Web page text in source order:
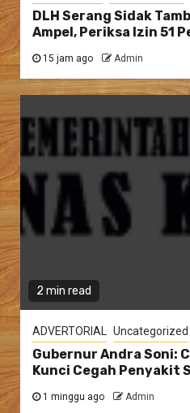
DLH Serang Sidak
Ampel, Periksa Izin 51
15 jam ago Admin
2 min read
ADVERTORIAL Uncategorized
Gubernur Andra Soni:
Kunci Cegah Penyakit
1 minggu ago Admin